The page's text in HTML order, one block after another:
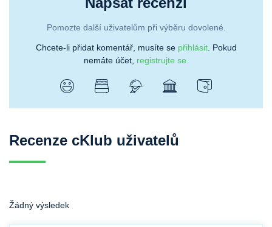
Pomozte další uživatelům při výběru dovolené.
Chcete-li přidat komentář, musíte se přihlásit. Pokud
nemáte účet, registrujte se.
Recenze cKlub uživatelů
Žádný výsledek